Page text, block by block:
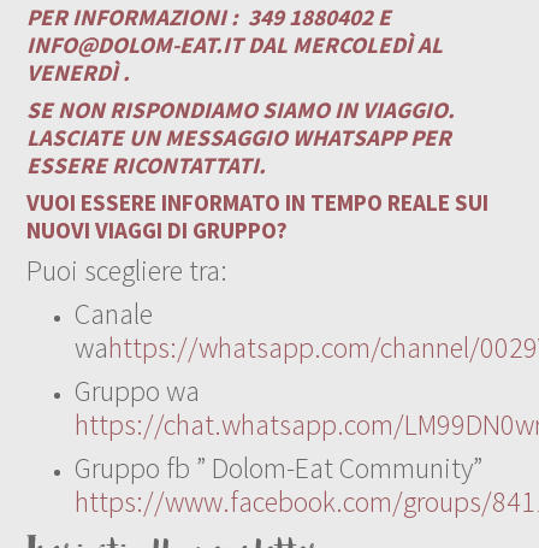
PER INFORMAZIONI : 349 1880402 E
INFO@DOLOM-EAT.ITDAL MERCOLEDÌ AL
VENERDÌ .
SE NON RISPONDIAMO SIAMO IN VIAGGIO.
LASCIATE UN MESSAGGIO WHATSAPP PER
ESSERE RICONTATTATI.
VUOI ESSERE INFORMATO IN TEMPO REALE SUI
NUOVI VIAGGI DI GRUPPO?
Puoi scegliere tra:
Canale
wahttps://whatsapp.com/channel/
Gruppo wa
https://chat.whatsapp.com/
Gruppo fb ” Dolom-Eat Community”
https://www.facebook.com/groups/